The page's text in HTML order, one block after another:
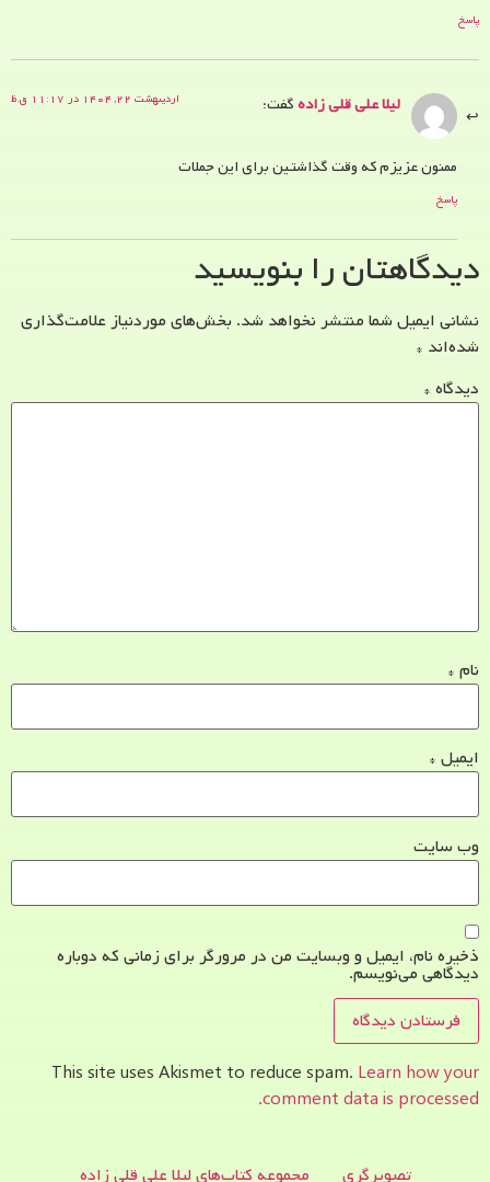
پاسخ
لیلا علی قلی زادهگفت: اردیبهشت ۲۲, ۱۴۰۴ در ۱۱:۱۷ ق.ظ
ممنون عزیزم که وقت گذاشتین برای این جملات
پاسخ
دیدگاهتان را بنویسید
نشانی ایمیل شما منتشر نخواهد شد. بخش‌های موردنیاز علامت‌گذاری
شده‌اند *
دیدگاه *
نام *
ایمیل *
وب‌ سایت
ذخیره نام، ایمیل و وبسایت من در مرورگر برای زمانی که دوباره
دیدگاهی می‌نویسم.
This site uses Akismet to reduce spam. Learn how your
comment data is processed.
تصویرگری مجموعه کتاب‌های لیلا علی قلی زاده